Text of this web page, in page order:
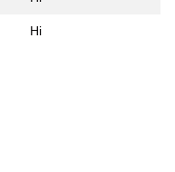
Ні